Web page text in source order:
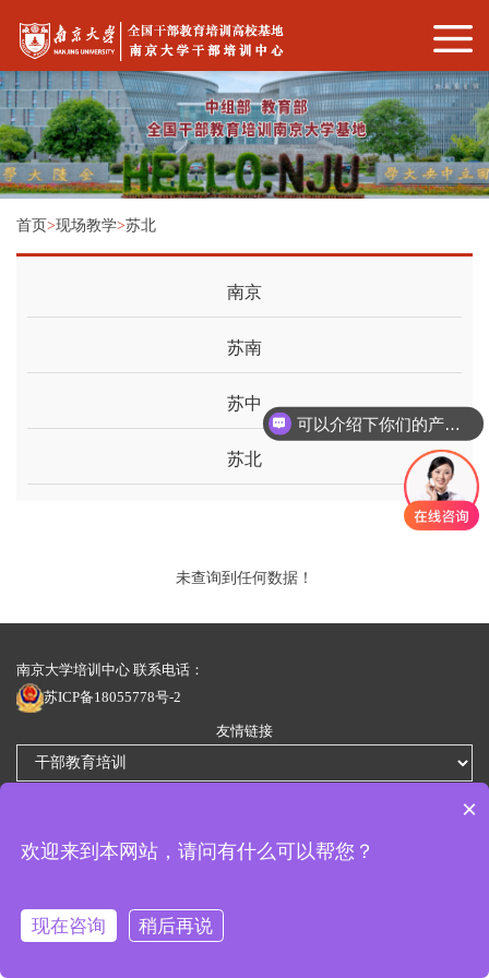
首页>现场教学>苏北
南京
苏南
苏中
苏北
未查询到任何数据！
南京大学培训中心 联系电话：
苏ICP备18055778号-2
友情链接
可以介绍下你们的产品么
×
欢迎来到本网站，请问有什么可以帮您？
现在咨询 稍后再说